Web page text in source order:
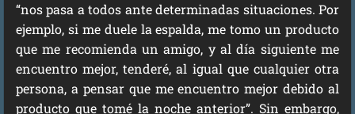
“nos pasa a todos ante determinadas situaciones. Por
ejemplo, si me duele la espalda, me tomo un producto
que me recomienda un amigo, y al día siguiente me
encuentro mejor, tenderé, al igual que cualquier otra
persona, a pensar que me encuentro mejor debido al
producto que tomé la noche anterior”. Sin embargo,